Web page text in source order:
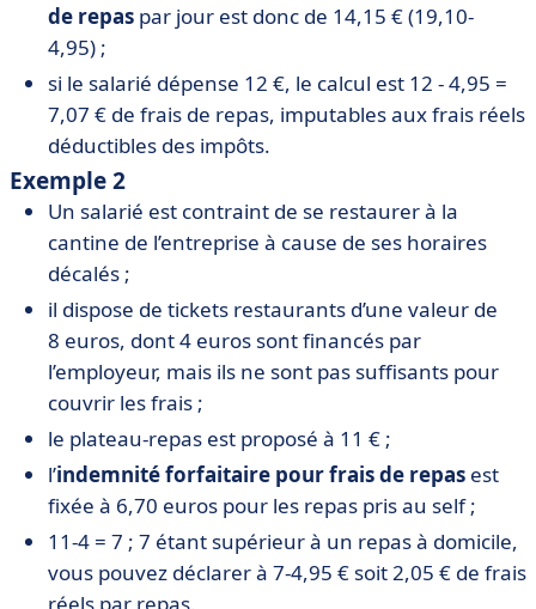
de repas par jour est donc de 14,15 € (19,10-
4,95) ;
si le salarié dépense 12 €, le calcul est 12 - 4,95 =
7,07 € de frais de repas, imputables aux frais réels
déductibles des impôts.
Exemple 2
Un salarié est contraint de se restaurer à la
cantine de l’entreprise à cause de ses horaires
décalés ;
il dispose de tickets restaurants d’une valeur de
8 euros, dont 4 euros sont financés par
l’employeur, mais ils ne sont pas suffisants pour
couvrir les frais ;
le plateau-repas est proposé à 11 € ;
l’indemnité forfaitaire pour frais de repas est
fixée à 6,70 euros pour les repas pris au self ;
11-4 = 7 ; 7 étant supérieur à un repas à domicile,
vous pouvez déclarer à 7-4,95 € soit 2,05 € de frais